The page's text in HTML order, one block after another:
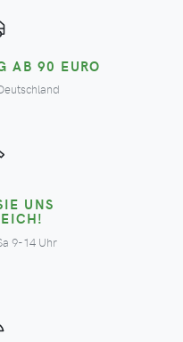
AB 90 EURO
UNS
9-14 Uhr